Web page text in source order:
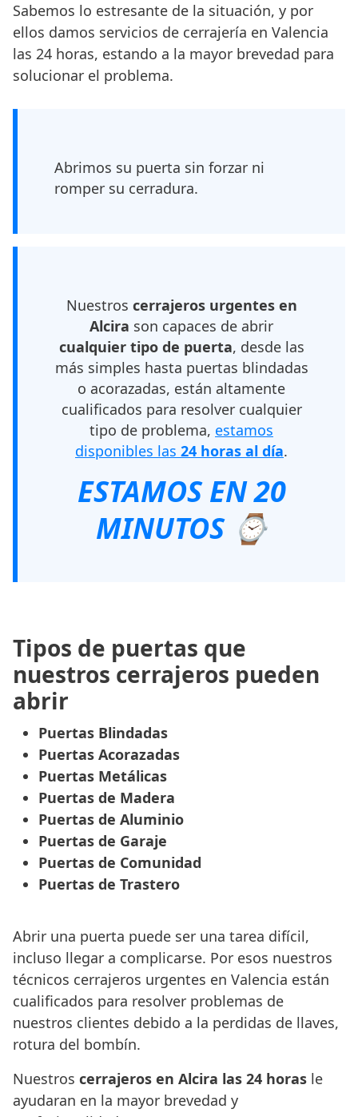
Sabemos lo estresante de la situación, y por
ellos damos servicios de cerrajería en Valencia
las 24 horas, estando a la mayor brevedad para
solucionar el problema.
Abrimos su puerta sin forzar ni
romper su cerradura.
Nuestros cerrajeros urgentes en
Alcira son capaces de abrir
cualquier tipo de puerta, desde las
más simples hasta puertas blindadas
o acorazadas, están altamente
cualificados para resolver cualquier
tipo de problema, estamos
disponibles las 24 horas al día.
ESTAMOS EN 20
MINUTOS ⌚
Tipos de puertas que
nuestros cerrajeros pueden
abrir
Puertas Blindadas
Puertas Acorazadas
Puertas Metálicas
Puertas de Madera
Puertas de Aluminio
Puertas de Garaje
Puertas de Comunidad
Puertas de Trastero
Abrir una puerta puede ser una tarea difícil,
incluso llegar a complicarse. Por esos nuestros
técnicos cerrajeros urgentes en Valencia están
cualificados para resolver problemas de
nuestros clientes debido a la perdidas de llaves,
rotura del bombín.
Nuestros cerrajeros en Alcira las 24 horas le
ayudaran en la mayor brevedad y